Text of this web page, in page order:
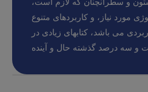
مورد نیاز، و کاربردهای متنوع
می باشد، کتابهای زیادی در